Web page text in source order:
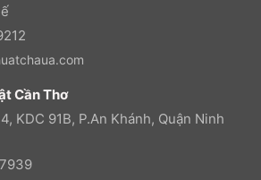
Cần Thơ
KDC 91B, P.An Khánh, Quận Ninh